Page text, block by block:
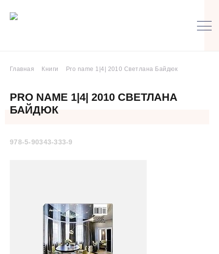
Главная Книги Pro name 1|4| 2010 Светлана Байдюк
PRO NAME 1|4| 2010 СВЕТЛАНА
БАЙДЮК
978-5-90343-333-9